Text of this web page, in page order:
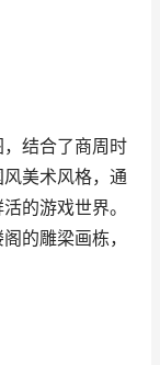
结合了商周时
美术风格，通
的游戏世界。
的雕梁画栋，